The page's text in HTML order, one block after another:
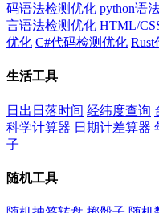
码语法检测优化 python语
言语法检测优化 HTML/
优化 C#代码检测优化
生活工具
日出日落时间 经纬度查询
科学计算器 日期计差算器
子
随机工具